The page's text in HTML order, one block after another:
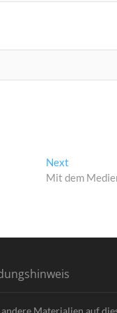
Next
post:
Mit dem